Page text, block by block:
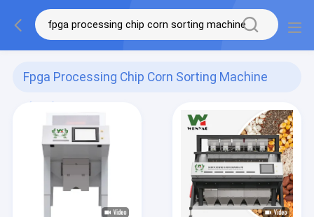
Fpga Processing Chip Corn Sorting Machine